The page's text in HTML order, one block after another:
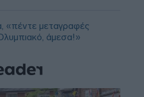
«πέντε μεταγραφές
άμεσα!»